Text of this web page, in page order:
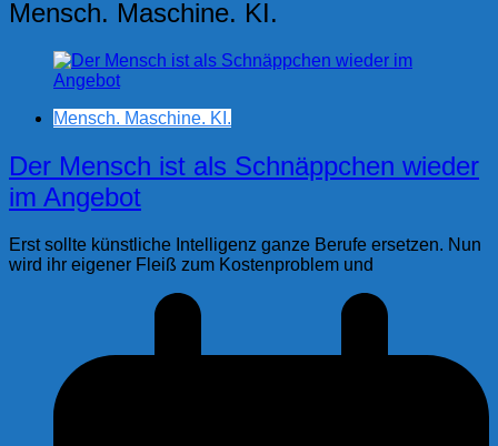
Mensch. Maschine. KI.
Mensch. Maschine. KI.
Der Mensch ist als Schnäppchen wieder
im Angebot
Erst sollte künstliche Intelligenz ganze Berufe ersetzen. Nun
wird ihr eigener Fleiß zum Kostenproblem und